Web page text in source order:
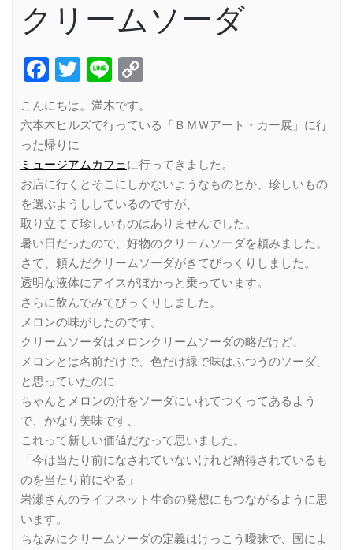
クリームソーダ
Facebook
Twitter
Line
こんにちは。満木です。
六本木ヒルズで行っている「ＢＭＷアート・カー展」に行
った帰りに
ミュージアムカフェ に行ってきました。
お店に行くとそこにしかないようなものとか、珍しいもの
を選ぶようししているのですが、
取り立てて珍しいものはありませんでした。
暑い日だったので、好物のクリームソーダを頼みました。
さて、頼んだクリームソーダがきてびっくりしました。
透明な液体にアイスがぽかっと乗っています。
さらに飲んでみてびっくりしました。
メロンの味がしたのです。
クリームソーダはメロンクリームソーダの略だけど、
メロンとは名前だけで、色だけ緑で味はふつうのソーダ、
と思っていたのに
ちゃんとメロンの汁をソーダにいれてつくってあるよう
で、かなり美味です、
これって新しい価値だなって思いました。
「今は当たり前になされていないけれど納得されているも
のを当たり前にやる」
岩瀬さんのライフネット生命の発想にもつながるように思
います。
ちなみにクリームソーダの定義はけっこう曖昧で、国によ